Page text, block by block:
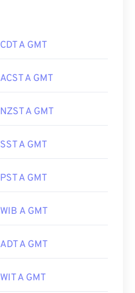
CDT A GMT
ACST A GMT
NZST A GMT
SST A GMT
PST A GMT
WIB A GMT
ADT A GMT
WIT A GMT